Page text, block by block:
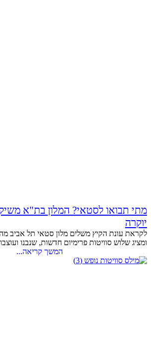
מתי תבואו לסטאי? המלון בת"א
יוקרה
לקראת עונת הקיץ משלים מלון סטאי תל אביב
ומציג שלוש סוויטות פרימיום חדשות, שנבנו
המשך קריאה...